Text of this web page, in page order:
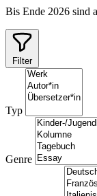
Bis Ende 2026 sind
Filter
Typ
Genre